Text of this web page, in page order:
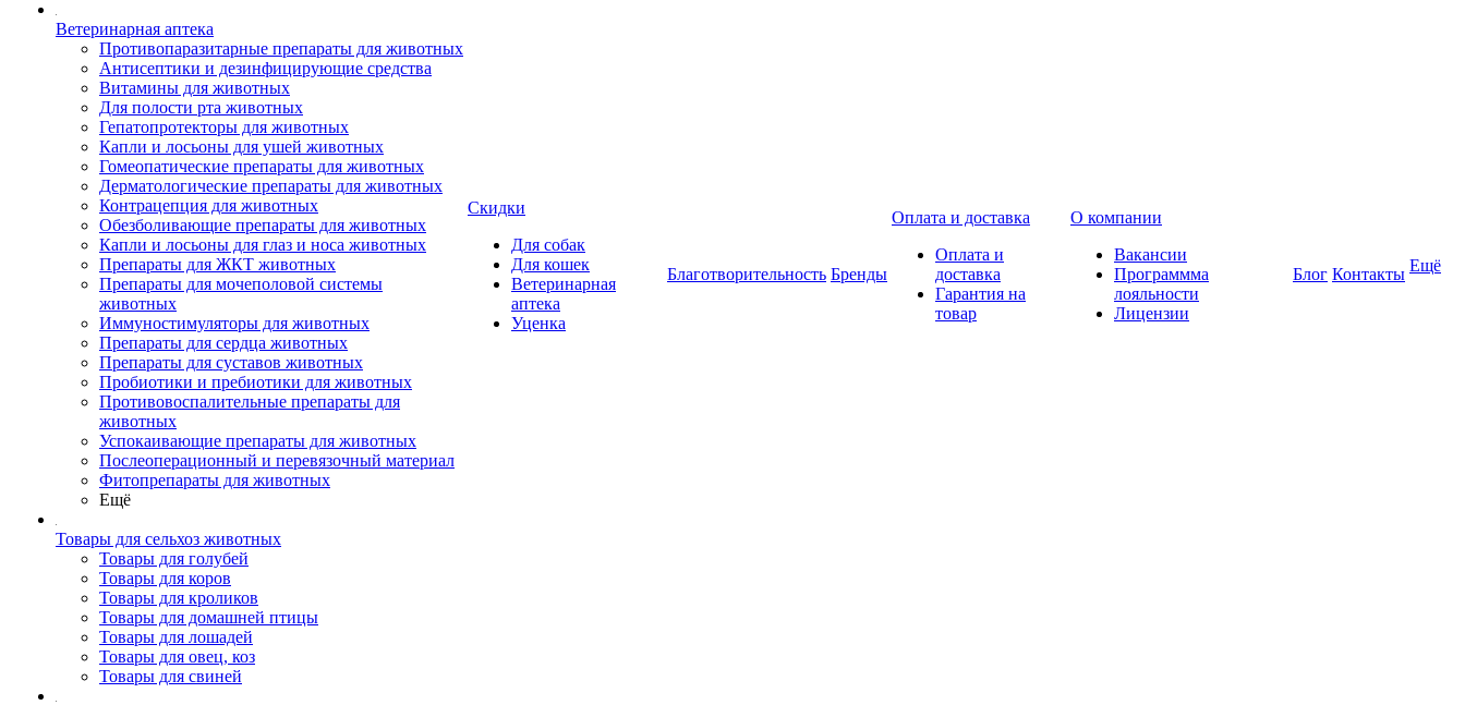
Ветеринарная аптека
Противопаразитарные препараты для животных
Антисептики и дезинфицирующие средства
Витамины для животных
Для полости рта животных
Гепатопротекторы для животных
Капли и лосьоны для ушей животных
Гомеопатические препараты для животных
Дерматологические препараты для животных
Контрацепция для животных
Обезболивающие препараты для животных
Капли и лосьоны для глаз и носа животных
Препараты для ЖКТ животных
Препараты для мочеполовой системы
животных
Иммуностимуляторы для животных
Препараты для сердца животных
Препараты для суставов животных
Пробиотики и пребиотики для животных
Противовоспалительные препараты для
животных
Успокаивающие препараты для животных
Послеоперационный и перевязочный материал
Фитопрепараты для животных
Ещё
Товары для сельхоз животных
Товары для голубей
Товары для коров
Товары для кроликов
Товары для домашней птицы
Товары для лошадей
Товары для овец, коз
Товары для свиней
Скидки
Для собак
Для кошек
Ветеринарная
аптека
Уценка
Благотворительность Бренды
Оплата и доставка
Оплата и
доставка
Гарантия на
товар
О компании
Вакансии
Программма
лояльности
Лицензии
Блог Контакты Ещё